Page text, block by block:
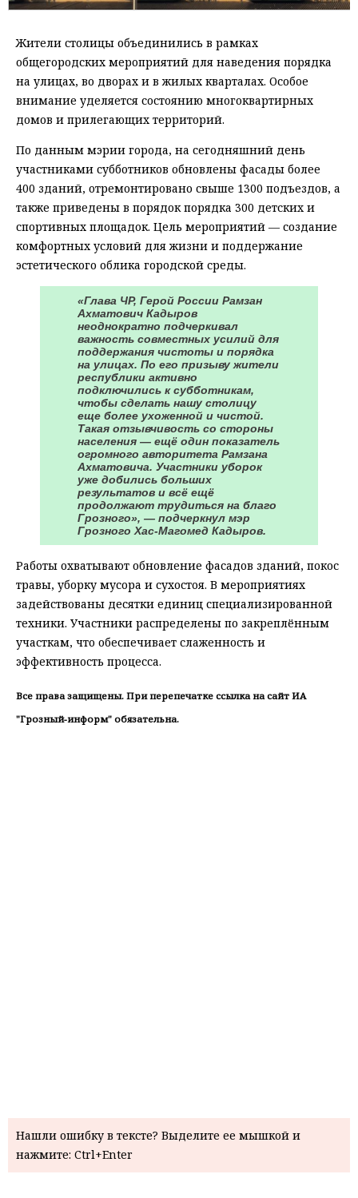
Жители столицы объединились в рамках
общегородских мероприятий для наведения порядка
на улицах, во дворах и в жилых кварталах. Особое
внимание уделяется состоянию многоквартирных
домов и прилегающих территорий.
По данным мэрии города, на сегодняшний день
участниками субботников обновлены фасады более
400 зданий, отремонтировано свыше 1300 подъездов, а
также приведены в порядок порядка 300 детских и
спортивных площадок. Цель мероприятий — создание
комфортных условий для жизни и поддержание
эстетического облика городской среды.
«Глава ЧР, Герой России Рамзан
Ахматович Кадыров
неоднократно подчеркивал
важность совместных усилий для
поддержания чистоты и порядка
на улицах. По его призыву жители
республики активно
подключились к субботникам,
чтобы сделать нашу столицу
еще более ухоженной и чистой.
Такая отзывчивость со стороны
населения — ещё один показатель
огромного авторитета Рамзана
Ахматовича. Участники уборок
уже добились больших
результатов и всё ещё
продолжают трудиться на благо
Грозного», — подчеркнул мэр
Грозного Хас-Магомед Кадыров.
Работы охватывают обновление фасадов зданий, покос
травы, уборку мусора и сухостоя. В мероприятиях
задействованы десятки единиц специализированной
техники. Участники распределены по закреплённым
участкам, что обеспечивает слаженность и
эффективность процесса.
Все права защищены. При перепечатке ссылка на сайт ИА
"Грозный-информ" обязательна.
Нашли ошибку в тексте? Выделите ее мышкой и
нажмите: Ctrl+Enter